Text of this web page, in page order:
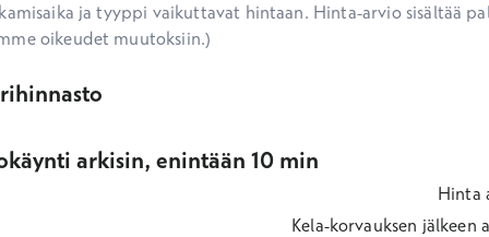
ja tyyppi vaikuttavat hintaan. Hinta-arvio sisältää
oikeudet muutoksiin.)
arkisin, enintään 10 min
Hinta
Kela-korvauksen jälkeen